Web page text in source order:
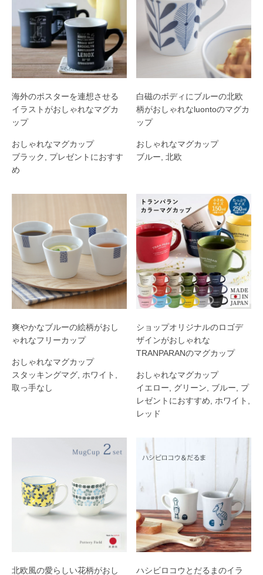
海外のポスターを連想させる
イラストがおしゃれなマグカ
ップ
おしゃれなマグカップ
ブラック
プレゼントにおすす
め
白磁のボディにブルーの北欧
柄がおしゃれなluontoのマグカ
ップ
おしゃれなマグカップ
ブルー ,北欧
爽やかなブルーの絵柄がおし
ゃれなフリーカップ
おしゃれなマグカップ
スタッキングマグ ホワイト
取っ手なし
ショップオリジナルのロゴデ
ザインがおしゃれな
TRANPARANのマグカップ
おしゃれなマグカップ
イエロー
グリーン ブルー
プ
レゼントにおすすめ
ホワイト
レッド
北欧風の愛らしい花柄がおし
ハシビロコウとだるまのイラ